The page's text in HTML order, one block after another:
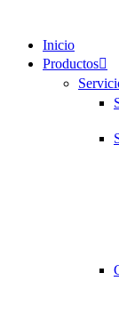
Inicio
Productos